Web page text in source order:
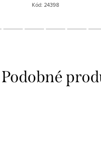
Kód: 24398